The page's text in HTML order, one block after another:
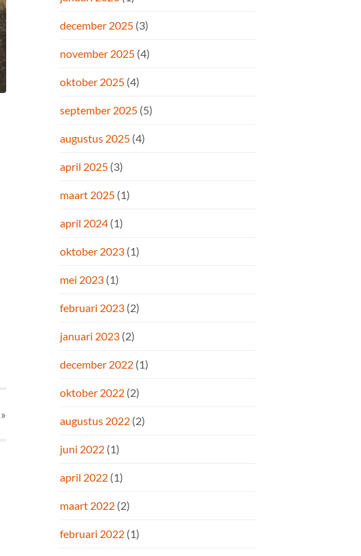
»
december 2025 (3)
november 2025 (4)
oktober 2025 (4)
september 2025 (5)
augustus 2025 (4)
april 2025 (3)
maart 2025 (1)
april 2024 (1)
oktober 2023 (1)
mei 2023 (1)
februari 2023 (2)
januari 2023 (2)
december 2022 (1)
oktober 2022 (2)
augustus 2022 (2)
juni 2022 (1)
april 2022 (1)
maart 2022 (2)
februari 2022 (1)